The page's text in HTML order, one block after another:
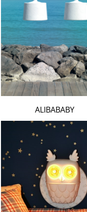
ALIBABABY